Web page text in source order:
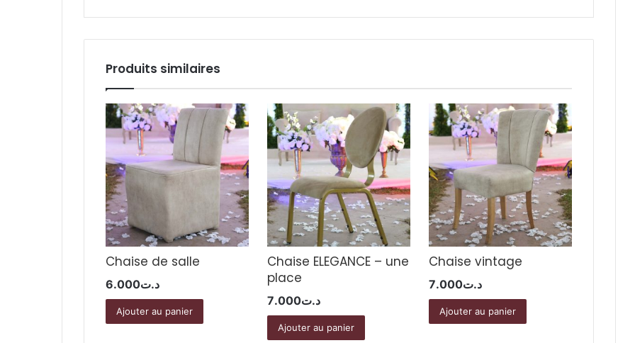
Produits similaires
Chaise de salle
د.ت6.000
Ajouter au panier
Chaise ELEGANCE – une
place
د.ت7.000
Ajouter au panier
Chaise vintage
د.ت7.000
Ajouter au panier